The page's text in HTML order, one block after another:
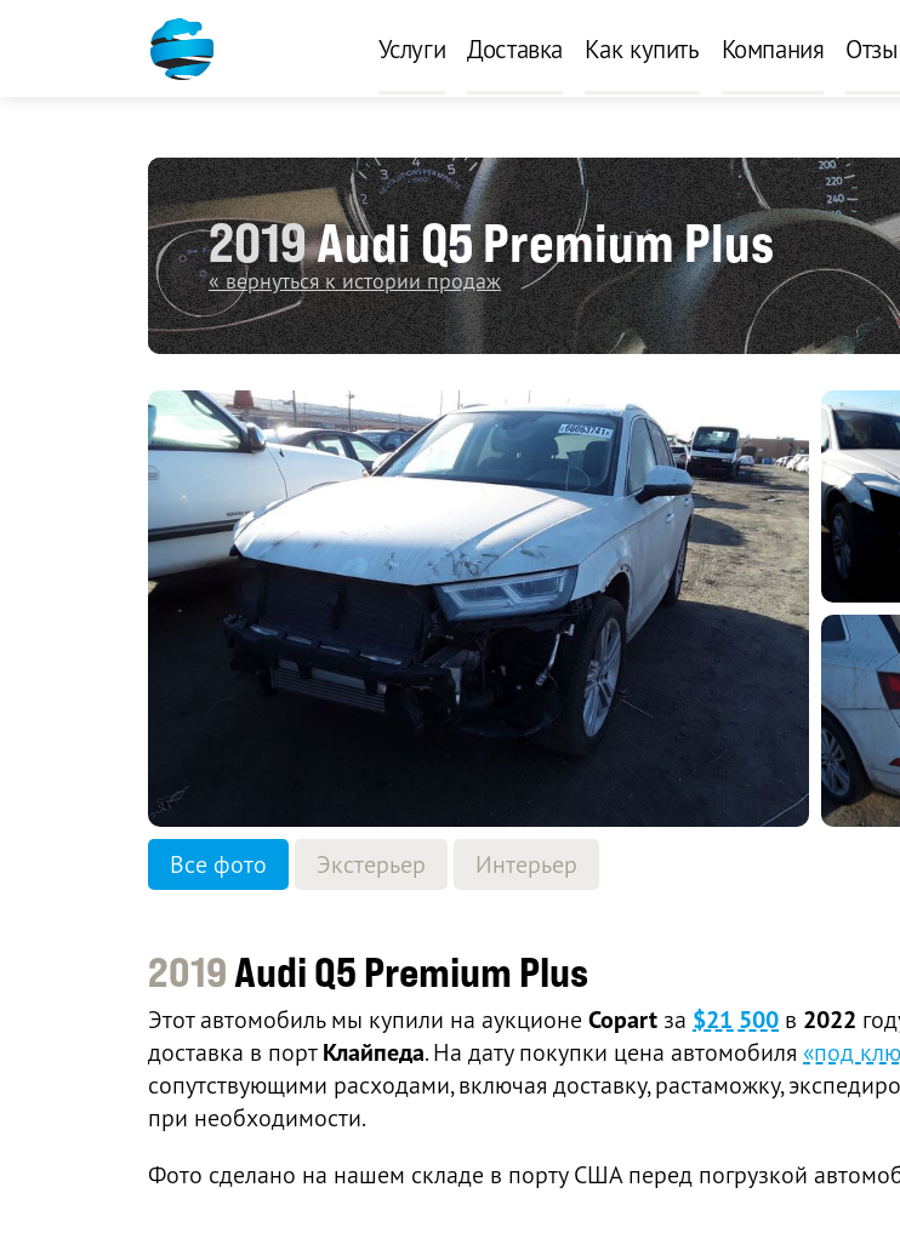
Услуги Доставка Как купить Компания
2019Audi Q5 Premium Plus
« вернуться к истории продаж
Все фото Экстерьер Интерьер
2019Audi Q5 Premium Plus
Этот автомобиль мы купили на аукционе Copart за $21 500 в 2022
доставка в порт Клайпеда. На дату покупки цена автомобиля «под
сопутствующими расходами, включая доставку, растаможку,
при необходимости.
Фото сделано на нашем складе в порту США перед погрузкой